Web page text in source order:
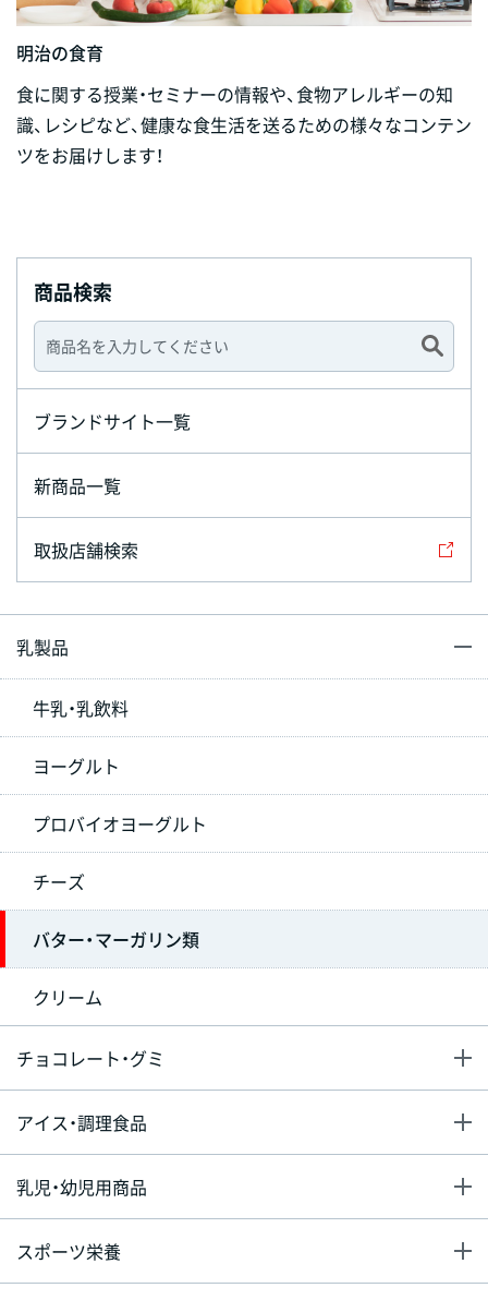
明治の食育
食に関する授業・セミナーの情報や、食物アレルギーの知
識、レシピなど、健康な食生活を送るための様々なコンテン
ツをお届けします！
商品検索
ブランドサイト一覧
新商品一覧
取扱店舗検索
乳製品
牛乳・乳飲料
ヨーグルト
プロバイオヨーグルト
チーズ
バター・マーガリン類
クリーム
チョコレート・グミ
アイス・調理食品
乳児・幼児用商品
スポーツ栄養